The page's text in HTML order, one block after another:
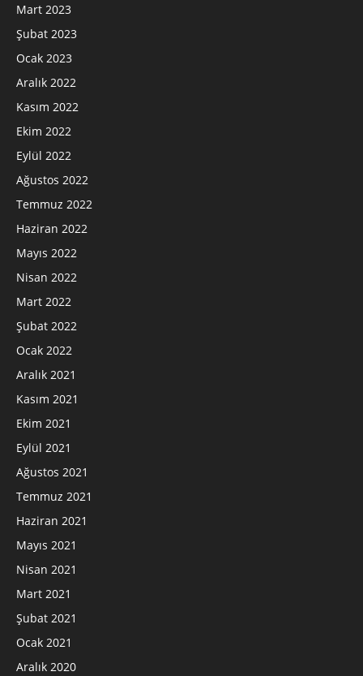
Mart 2023
Şubat 2023
Ocak 2023
Aralık 2022
Kasım 2022
Ekim 2022
Eylül 2022
Ağustos 2022
Temmuz 2022
Haziran 2022
Mayıs 2022
Nisan 2022
Mart 2022
Şubat 2022
Ocak 2022
Aralık 2021
Kasım 2021
Ekim 2021
Eylül 2021
Ağustos 2021
Temmuz 2021
Haziran 2021
Mayıs 2021
Nisan 2021
Mart 2021
Şubat 2021
Ocak 2021
Aralık 2020